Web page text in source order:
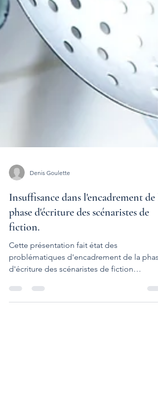
Denis Goulette
Insuffisance dans l'encadrement de la
fiction.
Cette présentation fait état des
d'écriture des scénaristes de fiction
(audiovisuelle,...